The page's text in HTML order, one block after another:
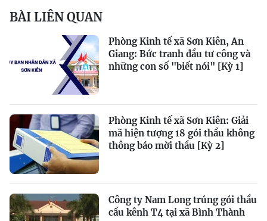
BÀI LIÊN QUAN
Phòng Kinh tế xã Sơn Kiên, An
Giang: Bức tranh đầu tư công và
những con số "biết nói" [Kỳ 1]
Phòng Kinh tế xã Sơn Kiên: Giải
mã hiện tượng 18 gói thầu không
thông báo mời thầu [Kỳ 2]
Công ty Nam Long trúng gói thầu
cầu kênh T4 tại xã Bình Thành